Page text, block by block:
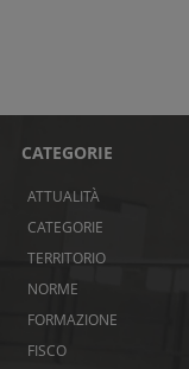
CATEGORIE
ATTUALITÀ
CATEGORIE
TERRITORIO
NORME
FORMAZIONE
FISCO